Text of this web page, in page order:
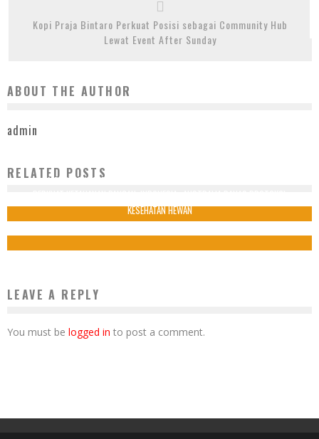
Kopi Praja Bintaro Perkuat Posisi sebagai Community Hub
Lewat Event After Sunday
ABOUT THE AUTHOR
admin
RELATED POSTS
OMBUDSMAN APRESIASI KEMENTAN STABILKAN HARGA AYAM HIDUP
KESEHATAN HEWAN
LEAVE A REPLY
You must be logged in to post a comment.